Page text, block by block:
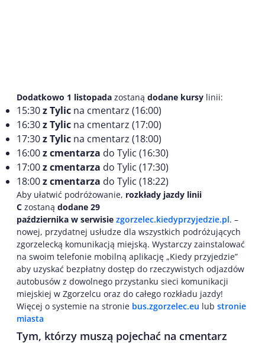
Dodatkowo 1 listopada zostaną dodane kursy linii:
15:30z Tylic na cmentarz (16:00)
16:30z Tylic na cmentarz (17:00)
17:30z Tylic na cmentarz (18:00)
16:00z cmentarza do Tylic (16:30)
17:00z cmentarza do Tylic (17:30)
18:00z cmentarza do Tylic (18:22)
Aby ułatwić podróżowanie, rozkłady jazdy linii
C zostaną dodane 29
października w serwisie zgorzelec.kiedyprzyjedzie.pl. –
nowej, przydatnej usłudze dla wszystkich podróżujących
zgorzelecką komunikacją miejską. Wystarczy zainstalować
na swoim telefonie mobilną aplikację „Kiedy przyjedzie”
aby uzyskać bezpłatny dostęp do rzeczywistych odjazdów
autobusów z dowolnego przystanku sieci komunikacji
miejskiej w Zgorzelcu oraz do całego rozkładu jazdy!
Więcej o systemie na stronie bus.zgorzelec.eu lub stronie
miasta
Tym, którzy muszą pojechać na cmentarz